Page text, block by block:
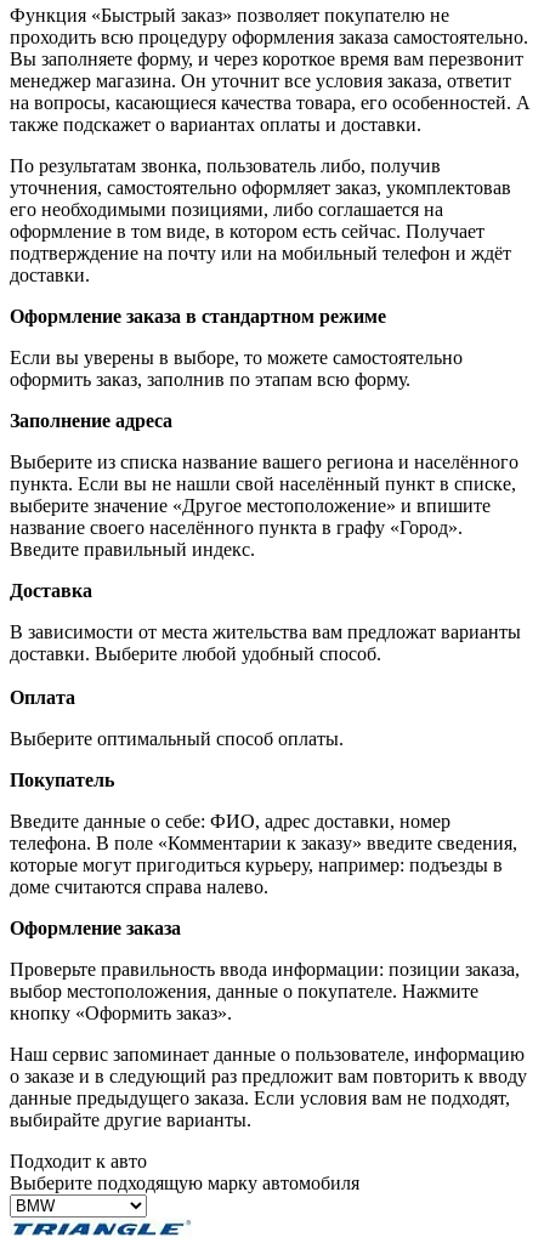
Функция «Быстрый заказ» позволяет покупателю не
проходить всю процедуру оформления заказа самостоятельно.
Вы заполняете форму, и через короткое время вам перезвонит
менеджер магазина. Он уточнит все условия заказа, ответит
на вопросы, касающиеся качества товара, его особенностей. А
также подскажет о вариантах оплаты и доставки.
По результатам звонка, пользователь либо, получив
уточнения, самостоятельно оформляет заказ, укомплектовав
его необходимыми позициями, либо соглашается на
оформление в том виде, в котором есть сейчас. Получает
подтверждение на почту или на мобильный телефон и ждёт
доставки.
Оформление заказа в стандартном режиме
Если вы уверены в выборе, то можете самостоятельно
оформить заказ, заполнив по этапам всю форму.
Заполнение адреса
Выберите из списка название вашего региона и населённого
пункта. Если вы не нашли свой населённый пункт в списке,
выберите значение «Другое местоположение» и впишите
название своего населённого пункта в графу «Город».
Введите правильный индекс.
Доставка
В зависимости от места жительства вам предложат варианты
доставки. Выберите любой удобный способ.
Оплата
Выберите оптимальный способ оплаты.
Покупатель
Введите данные о себе: ФИО, адрес доставки, номер
телефона. В поле «Комментарии к заказу» введите сведения,
которые могут пригодиться курьеру, например: подъезды в
доме считаются справа налево.
Оформление заказа
Проверьте правильность ввода информации: позиции заказа,
выбор местоположения, данные о покупателе. Нажмите
кнопку «Оформить заказ».
Наш сервис запоминает данные о пользователе, информацию
о заказе и в следующий раз предложит вам повторить к вводу
данные предыдущего заказа. Если условия вам не подходят,
выбирайте другие варианты.
Подходит к авто
Выберите подходящую марку автомобиля